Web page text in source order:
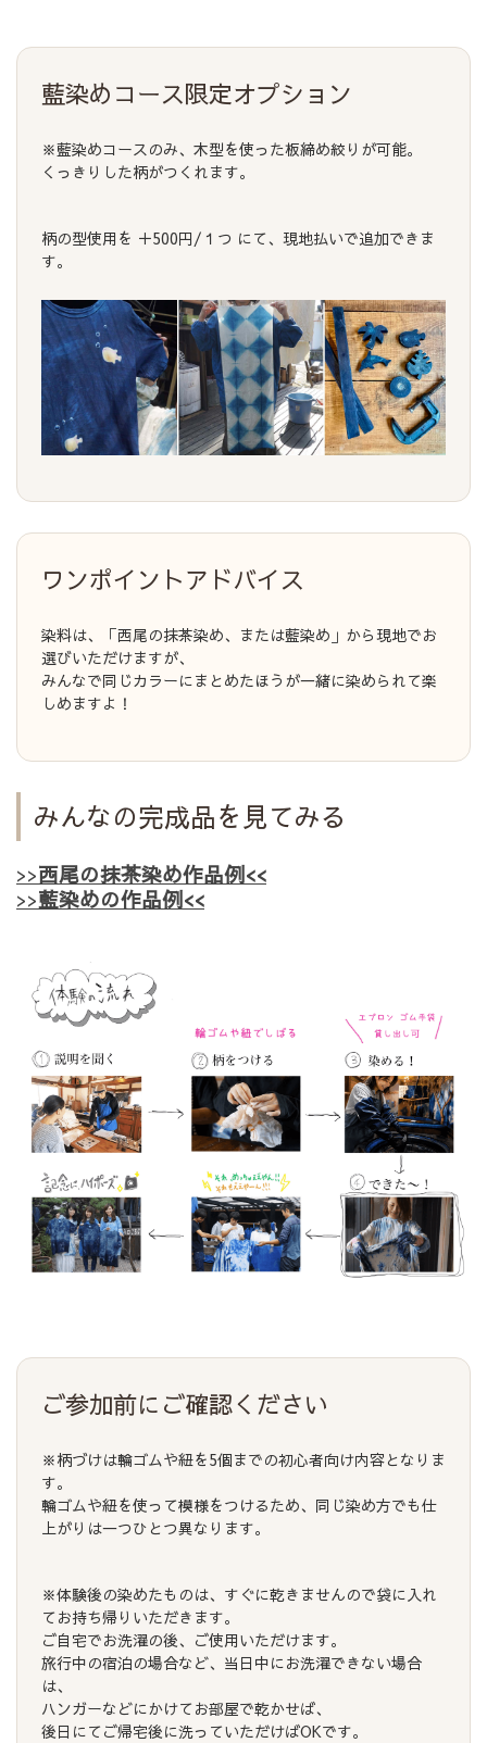
藍染めコース限定オプション
※藍染めコースのみ、木型を使った板締め絞りが可能。
くっきりした柄がつくれます。
柄の型使用を ＋500円/１つ にて、現地払いで追加できま
す。
ワンポイントアドバイス
染料は、「西尾の抹茶染め、または藍染め」から現地でお
選びいただけますが、
みんなで同じカラーにまとめたほうが一緒に染められて楽
しめますよ！
みんなの完成品を見てみる
>>西尾の抹茶染め作品例<<
>>藍染めの作品例<<
ご参加前にご確認ください
※柄づけは輪ゴムや紐を5個までの初心者向け内容となりま
す。
輪ゴムや紐を使って模様をつけるため、同じ染め方でも仕
上がりは一つひとつ異なります。
※体験後の染めたものは、すぐに乾きませんので袋に入れ
てお持ち帰りいただきます。
ご自宅でお洗濯の後、ご使用いただけます。
旅行中の宿泊の場合など、当日中にお洗濯できない場合
は、
ハンガーなどにかけてお部屋で乾かせば、
後日にてご帰宅後に洗っていただけばOKです。